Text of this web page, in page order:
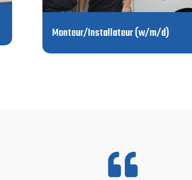
Monteur/Installateur (w/m/d)
